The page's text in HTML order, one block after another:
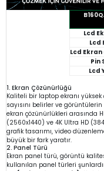
Lcd
Lcd
Lcd
Pin
Lcd
1. Ekran Çözünürlüğü
Kaliteli bir laptop ekranı
sayısını belirler ve
ekran çözünürlükleri arasında
(2560x1440) ve 4K Ultra HD
grafik tasarımı, video
büyük bir fark yaratır.
2. Panel Türü
Ekran panel türü, görüntü
kullanılan panel türleri